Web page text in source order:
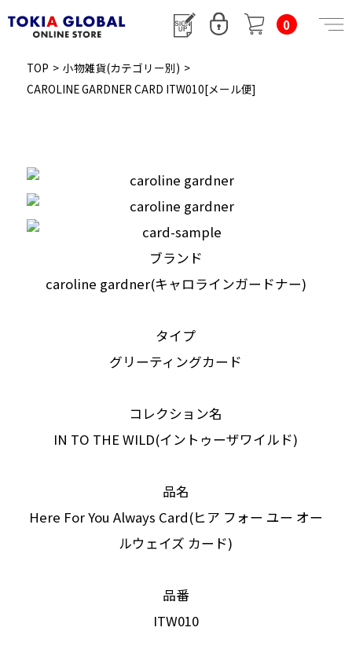
0
TOP > 小物雑貨(カテゴリー別) >
CAROLINE GARDNER CARD ITW010[メール便]
ブランド
caroline gardner(キャロラインガードナー)
タイプ
グリーティングカード
コレクション名
IN TO THE WILD(イントゥーザワイルド)
品名
Here For You Always Card(ヒア フォー ユー オー
ルウェイズ カード)
品番
ITW010